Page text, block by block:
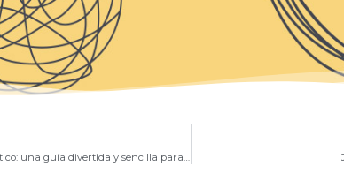
Aprendizaje automático: una guía divertida y sencilla para niños